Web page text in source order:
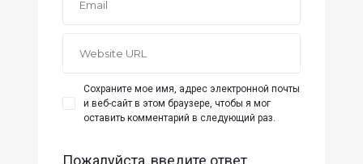
Сохраните мое имя, адрес электронной почты
и веб-сайт в этом браузере, чтобы я мог
оставить комментарий в следующий раз.